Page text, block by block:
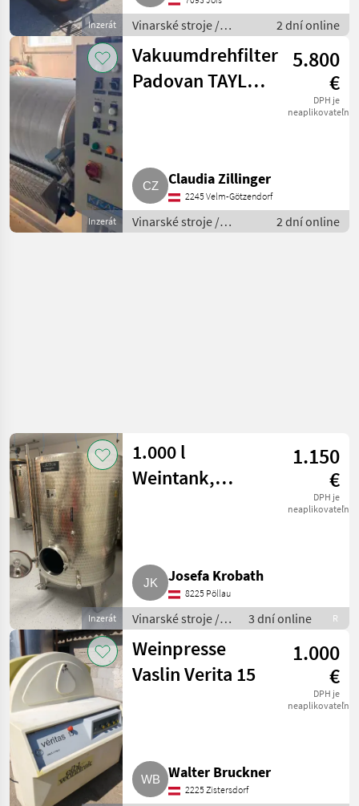
Inzerát
Vinarské stroje /
Ostatné stroje na
vinohradníctvo
2 dní online
Inzerát
Vakuumdrehfilter
Padovan TAYLO
5.800
€
DPH je
neaplikovateľné
Claudia Zillinger
2245 Velm-Götzendorf
Vinarské stroje /
Ostatné stroje na
2 dní online
Inzerát
1.000 l
Weintank,
1.150
€
DPH je
neaplikovateľné
Josefa Krobath
8225 Pöllau
Vinarské stroje /
Pivničné stroje
3 dní online R
Weinpresse
Vaslin Verita 15
1.000
€
DPH je
neaplikovateľné
Walter Bruckner
2225 Zistersdorf